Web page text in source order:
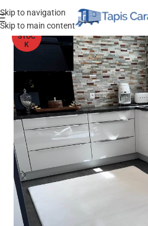
Skip to navigation
Skip to main content
HORS
STOC
K